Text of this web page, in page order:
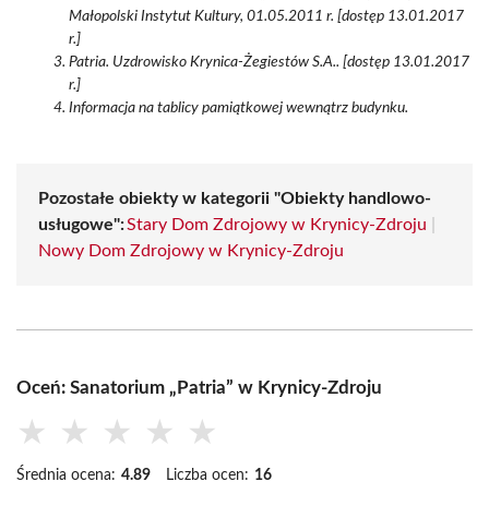
Małopolski Instytut Kultury, 01.05.2011 r. [dostęp 13.01.2017
r.]
Patria. Uzdrowisko Krynica-Żegiestów S.A.. [dostęp 13.01.2017
r.]
Informacja na tablicy pamiątkowej wewnątrz budynku.
Pozostałe obiekty w kategorii "Obiekty handlowo-
usługowe":Stary Dom Zdrojowy w Krynicy-Zdroju
Nowy Dom Zdrojowy w Krynicy-Zdroju
Oceń: Sanatorium „Patria” w Krynicy-Zdroju
★ ★ ★ ★ ★
Średnia ocena: 4.89 Liczba ocen: 16